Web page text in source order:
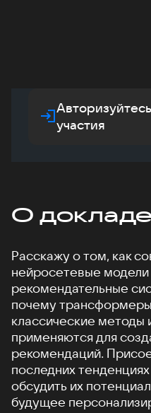
участия
О докладе
Расскажу о том, как
нейросетевые модели
рекомендательные
почему
классические методы
применяются для
рекомендаций.
последних
обсудить их
будущее